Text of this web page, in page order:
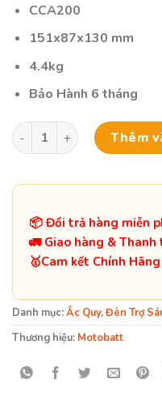
CCA200
151x87x130 mm
4.4kg
Bảo Hành 6 tháng
Bình Ắc Quy MotoBatt
Thêm
📦 Đổi trả hàng miễn
🚛 Giao hàng &
️🥇Cam kết Chính
Danh mục:Ắc Quy,Đèn Trợ
Thương hiệu: Motobatt